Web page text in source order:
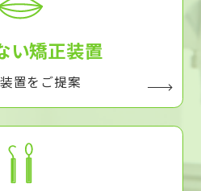
い矯正装置
置をご提案